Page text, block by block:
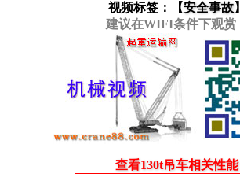
视频标签：【安全事故】
建议在WIFI条件下观赏
查看130t吊车相关性能